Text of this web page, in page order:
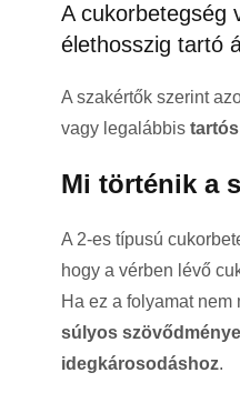
A cukorbetegség
élethosszig tartó
A szakértők szerint
vagy legalábbis
Mi történik a
A 2-es típusú
hogy a vérben lévő
Ha ez a folyamat
súlyos
idegkárosodáshoz.